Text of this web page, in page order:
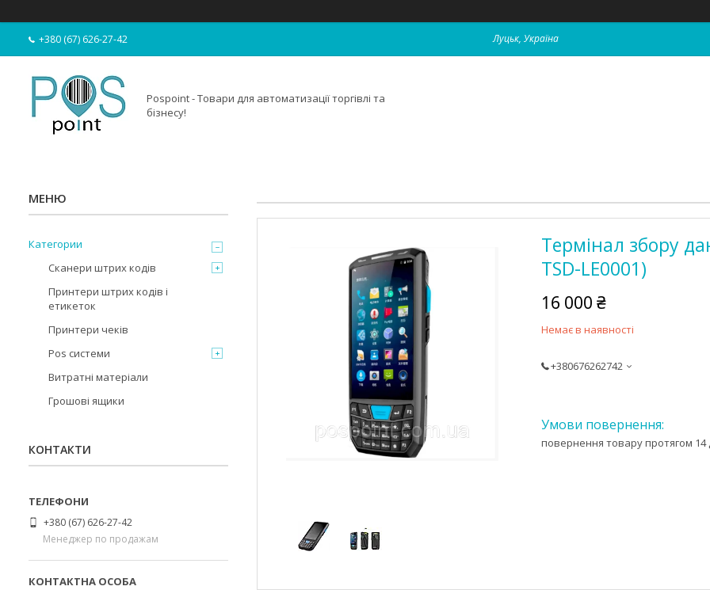
+380 (67) 626-27-42 Луцьк, Україна
Pospoint - Товари для автоматизації торгівлі та
бізнесу!
Термінал збору
TSD-LE0001)
16 000 ₴
Немає в наявності
+380676262742
повернення товару протягом 14
Категории
Сканери штрих кодів
Принтери штрих кодів і
етикеток
Принтери чеків
Pos системи
Витратні матеріали
Грошові ящики
КОНТАКТИ
+380 (67) 626-27-42
Менеджер по продажам